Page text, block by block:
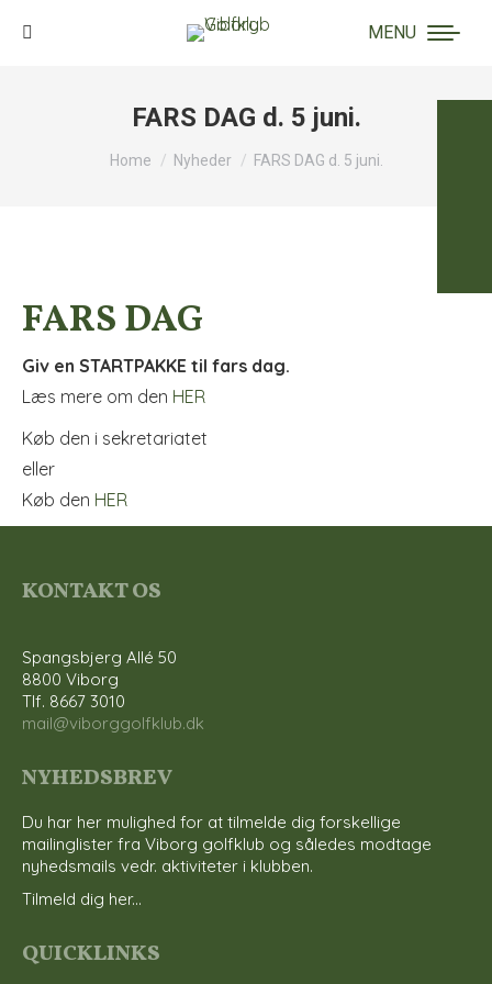
MENU
Search:
FARS DAG d. 5 juni.
You are here:
Home Nyheder FARS DAG d. 5 juni.
FARS DAG
Giv en STARTPAKKE til fars dag.
Læs mere om den HER
Køb den i sekretariatet
eller
Køb den HER
KONTAKT OS
Spangsbjerg Allé 50
8800 Viborg
Tlf. 8667 3010
mail@viborggolfklub.dk
NYHEDSBREV
Du har her mulighed for at tilmelde dig forskellige
mailinglister fra Viborg golfklub og således modtage
nyhedsmails vedr. aktiviteter i klubben.
Tilmeld dig her...
QUICKLINKS